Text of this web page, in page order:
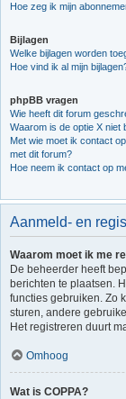
Hoe zeg ik mijn
Bijlagen
Welke bijlagen worden
Hoe vind ik al mijn
phpBB vragen
Wie heeft dit forum
Waarom is de optie X niet
Met wie moet ik contact
met dit forum?
Hoe neem ik contact op
Aanmeld- en
Waarom moet ik me
De beheerder heeft
berichten te plaatsen.
functies gebruiken. Zo
sturen, andere
Het registreren duurt
Omhoog
Wat is COPPA?